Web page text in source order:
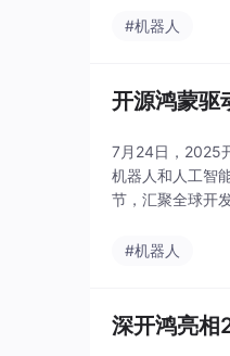
#机器人
开源鸿蒙驱
7月24日，2025
机器人和人工智
节，汇聚全球开发者
#机器人
深开鸿亮相